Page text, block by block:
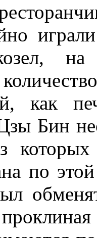
на
как
Бин
по